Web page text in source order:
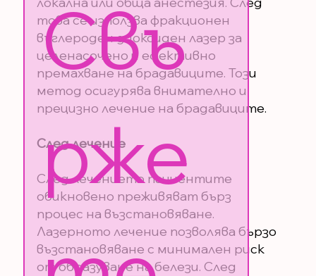
това се използва фракционен
въглероден диоксиден лазер за
целенасочено и ефективно
премахване на брадавиците. Този
метод осигурява внимателно и
прецизно лечение на брадавиците.
След лечение
След лечението пациентите
обикновено преживяват бърз
процес на възстановяване.
Лазерното лечение позволява бързо
възстановяване с минимален риск
от образуване на белези. След
Свъ
рже